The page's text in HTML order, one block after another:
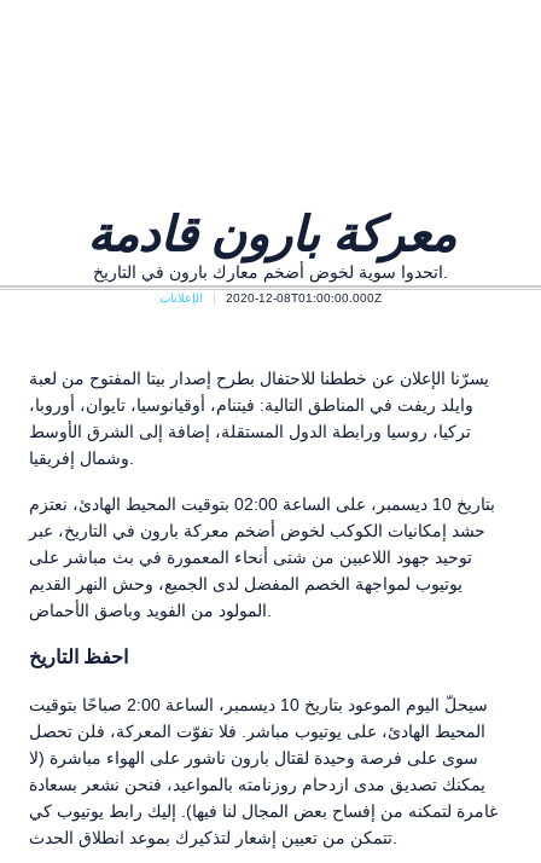
معركة بارون قادمة
الإعلانات 2020-12-08T01:00:00.000Z
يسرّنا الإعلان عن خططنا للاحتفال بطرح إصدار بيتا المفتوح من لعبة
وايلد ريفت في المناطق التالية: فيتنام، أوقيانوسيا، تايوان، أوروبا،
تركيا، روسيا ورابطة الدول المستقلة، إضافة إلى الشرق الأوسط
بتاريخ 10 ديسمبر، على الساعة 02:00 بتوقيت المحيط الهادئ، نعتزم
حشد إمكانيات الكوكب لخوض أضخم معركة بارون في التاريخ، عبر
توحيد جهود اللاعبين من شتى أنحاء المعمورة في بث مباشر على
يوتيوب لمواجهة الخصم المفضل لدى الجميع، وحش النهر القديم
احفظ التاريخ
سيحلّ اليوم الموعود بتاريخ 10 ديسمبر، الساعة 2:00 صباحًا بتوقيت
المحيط الهادئ، على يوتيوب مباشر. فلا تفوّت المعركة، فلن تحصل
سوى على فرصة وحيدة لقتال بارون ناشور على الهواء مباشرة (لا
يمكنك تصديق مدى ازدحام روزنامته بالمواعيد، فنحن نشعر بسعادة
غامرة لتمكنه من إفساح بعض المجال لنا فيها). إليك رابط يوتيوب كي